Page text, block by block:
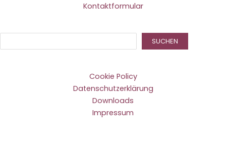
Kontaktformular
SUCHEN
Cookie Policy
Datenschutzerklärung
Downloads
Impressum